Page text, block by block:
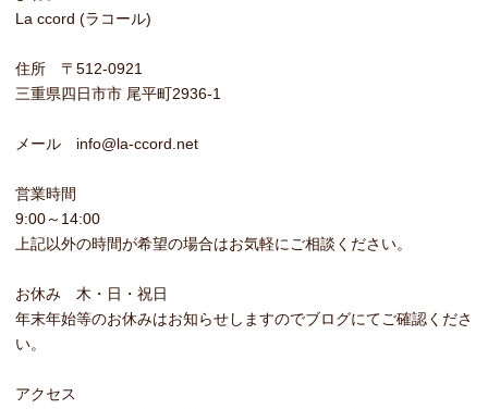
La ccord (ラコール)
住所 〒512-0921
三重県四日市市 尾平町2936-1
メール info@la-ccord.net
営業時間
9:00～14:00
上記以外の時間が希望の場合はお気軽にご相談ください。
お休み 木・日・祝日
年末年始等のお休みはお知らせしますのでブログにてご確認くださ
い。
アクセス